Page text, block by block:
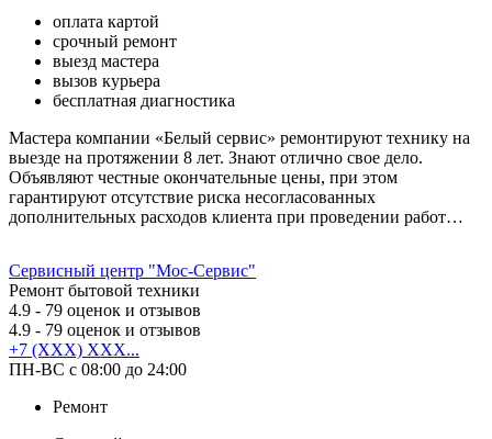
оплата картой
срочный ремонт
выезд мастера
вызов курьера
бесплатная диагностика
Мастера компании «Белый сервис» ремонтируют технику на
выезде на протяжении 8 лет. Знают отлично свое дело.
Объявляют честные окончательные цены, при этом
гарантируют отсутствие риска несогласованных
дополнительных расходов клиента при проведении работ…
Сервисный центр "Мос-Сервис"
Ремонт бытовой техники
4.9 - 79 оценок и отзывов
4.9 - 79 оценок и отзывов
+7 (XXX) XXX...
ПН-ВС с 08:00 до 24:00
Ремонт